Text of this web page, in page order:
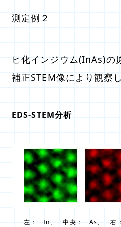
測定例２
ヒ化インジウム(InAs)の
補正STEM像により観察
EDS-STEM分析
左： In、 中央： As、 右：